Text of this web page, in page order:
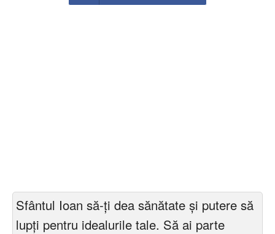
Sfântul Ioan să-ți dea sănătate și putere să
lupți pentru idealurile tale. Să ai parte